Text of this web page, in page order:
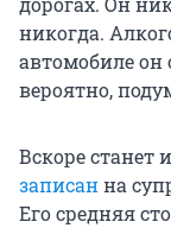
никогда.
автомобиле он
вероятно,
Вскоре станет
записанна
Его средняя